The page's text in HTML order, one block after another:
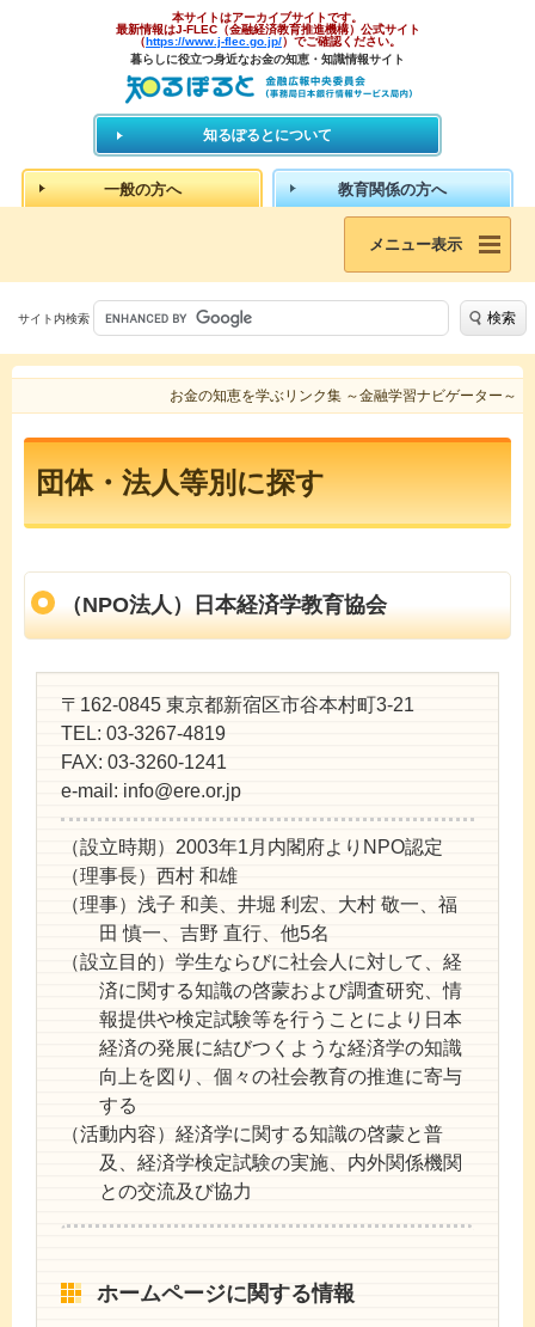
本サイトはアーカイブサイトです。
最新情報はJ-FLEC（金融経済教育推進機構）公式サイト
（https://www.j-flec.go.jp/）でご確認ください。
暮らしに役立つ身近なお金の知恵・知識情報サイト
知るぽるとについて
一般の方へ 教育関係の方へ
メニュー表示
サイト内検索 検索
お金の知恵を学ぶリンク集 ～金融学習ナビゲーター～
団体・法人等別に探す
（NPO法人）日本経済学教育協会
〒162-0845 東京都新宿区市谷本村町3-21
TEL:03-3267-4819
FAX:03-3260-1241
e-mail: info@ere.or.jp
（設立時期） 2003年1月内閣府よりNPO認定
（理事長）西村 和雄
（理事）浅子 和美、井堀 利宏、大村 敬一、福
田 慎一、吉野 直行、他5名
（設立目的）学生ならびに社会人に対して、経
済に関する知識の啓蒙および調査研究、情
報提供や検定試験等を行うことにより日本
経済の発展に結びつくような経済学の知識
向上を図り、個々の社会教育の推進に寄与
する
（活動内容）経済学に関する知識の啓蒙と普
及、経済学検定試験の実施、内外関係機関
との交流及び協力
ホームページに関する情報